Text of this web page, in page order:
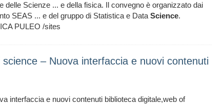
Scienze ... e della fisica. Il convegno è organizzato dai
SEAS ... e del gruppo di Statistica e Data Science.
PULEO /sites
– Nuova interfaccia e nuovi contenuti
interfaccia e nuovi contenuti biblioteca digitale,web of